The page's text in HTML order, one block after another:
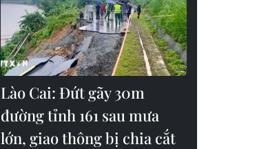
Lào Cai: Đứt gãy 30m
đường tỉnh 161 sau mưa
lớn, giao thông bị chia cắt